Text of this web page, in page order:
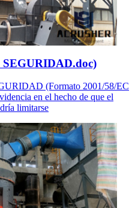
(Formato 2001/58/EC
en el hecho de que el
limitarse